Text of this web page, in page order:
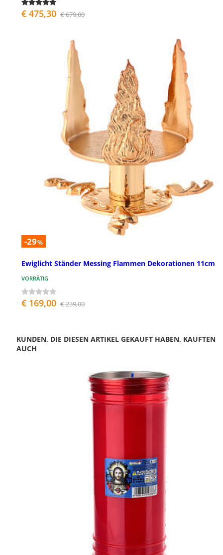
€ 475,30 € 679,00
-29%
Ewiglicht Ständer Messing Flammen Dekorationen 11cm
VORRÄTIG
€ 169,00 € 239,00
KUNDEN, DIE DIESEN ARTIKEL GEKAUFT HABEN, KAUFTEN
AUCH